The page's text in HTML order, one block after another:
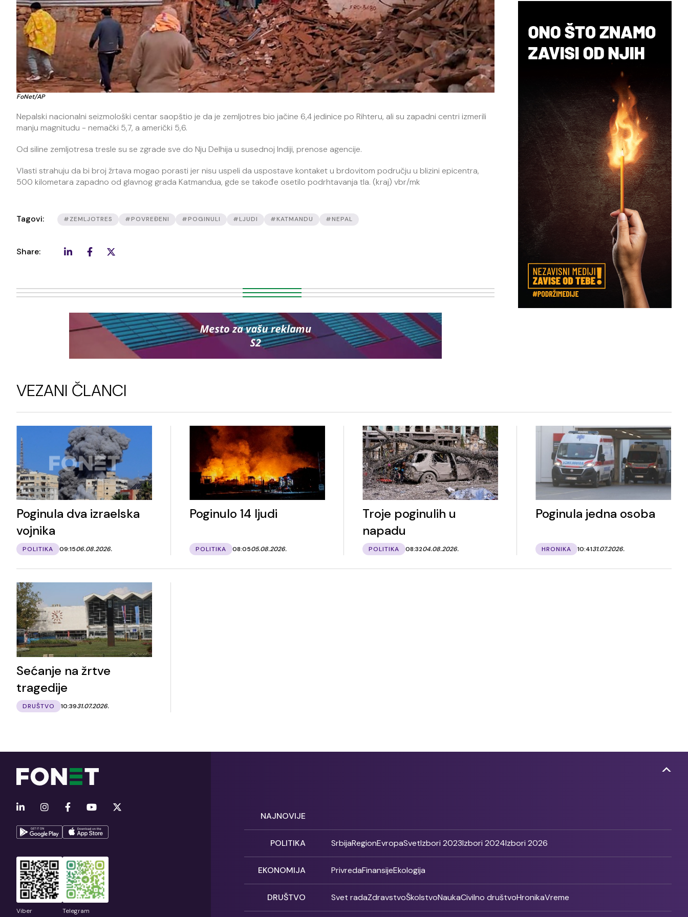
FoNet/AP
Nepalski nacionalni seizmološki centar saopštio je da je zemljotres bio jačine 6,4 jedinice po Rihteru, ali su zapadni centri izmerili
manju magnitudu - nemački 5,7, a američki 5,6.
Od siline zemljotresa tresle su se zgrade sve do Nju Delhija u susednoj Indiji, prenose agencije.
Vlasti strahuju da bi broj žrtava mogao porasti jer nisu uspeli da uspostave kontaket u brdovitom području u blizini epicentra,
500 kilometara zapadno od glavnog grada Katmandua, gde se takođe osetilo podrhtavanja tla. (kraj) vbr/mk
Tagovi: #ZEMLJOTRES #POVREĐENI #POGINULI #LJUDI #KATMANDU #NEPAL
Share:
VEZANI ČLANCI
Poginula dva izraelska
vojnika
POLITIKA 09:1506.08.2026.
Poginulo 14 ljudi
POLITIKA 08:0505.08.2026.
Troje poginulih u
napadu
POLITIKA 08:3204.08.2026.
Poginula jedna osoba
HRONIKA 10:4131.07.2026.
Sećanje na žrtve
tragedije
DRUŠTVO 10:3931.07.2026.
Viber Telegram
NAJNOVIJE
POLITIKA SrbijaRegionEvropaSvetIzbori 2023Izbori 2024Izbori 2026
EKONOMIJA PrivredaFinansijeEkologija
DRUŠTVO Svet radaZdravstvoŠkolstvoNaukaCivilno društvoHronikaVreme